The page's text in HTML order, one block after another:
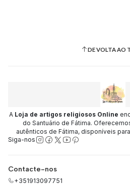
DE VOLTA AO
A Loja de artigos religiosos Online
do Santuário de Fátima.
autênticos de Fátima, disponíveis
Siga-nos
Contacte-nos
+351913097751